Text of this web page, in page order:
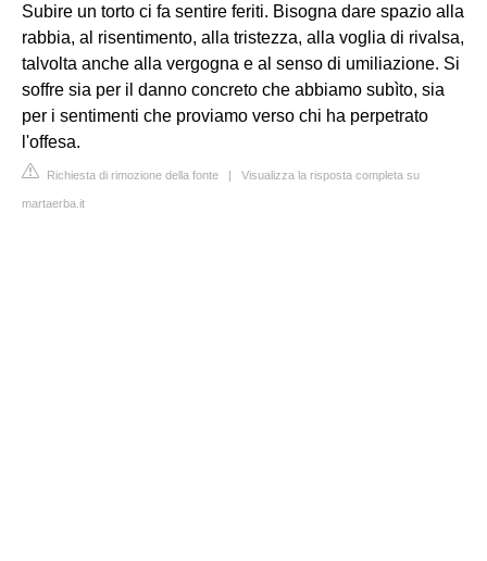
Subire un torto ci fa sentire feriti. Bisogna dare spazio alla
rabbia, al risentimento, alla tristezza, alla voglia di rivalsa,
talvolta anche alla vergogna e al senso di umiliazione. Si
soffre sia per il danno concreto che abbiamo subìto, sia
per i sentimenti che proviamo verso chi ha perpetrato
l'offesa.
Richiesta di rimozione della fonte | Visualizza la risposta completa su
martaerba.it